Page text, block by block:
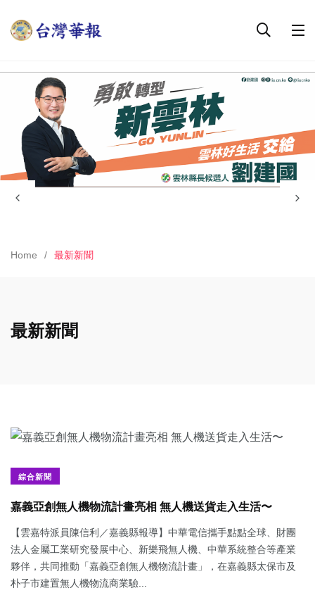
Home 最新新聞
最新新聞
綜合新聞
嘉義亞創無人機物流計畫亮相 無人機送貨走入生活〜
【雲嘉特派員陳信利／嘉義縣報導】中華電信攜手點點全球、財團
法人金屬工業研究發展中心、新樂飛無人機、中華系統整合等產業
夥伴，共同推動「嘉義亞創無人機物流計畫」，在嘉義縣太保市及
朴子市建置無人機物流商業驗...